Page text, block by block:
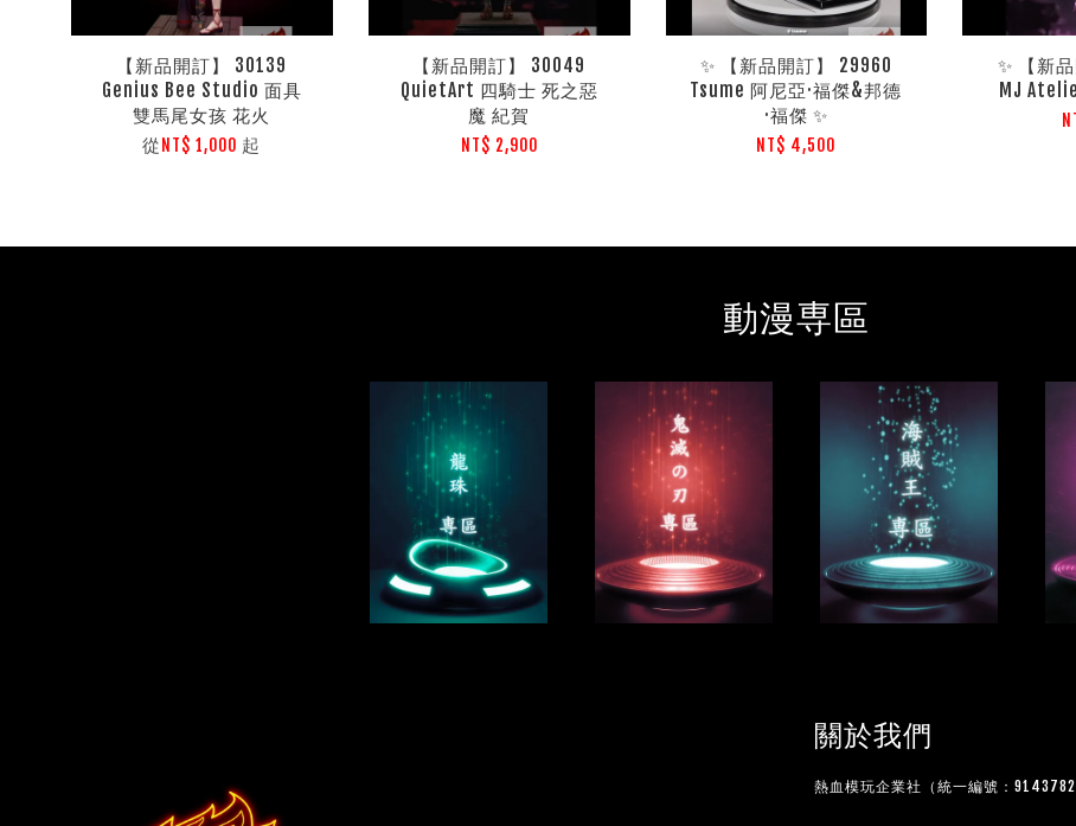
【新品開訂】 30139
Genius Bee Studio 面具
雙馬尾女孩 花火
從 NT$ 1,000 起
【新品開訂】 30049
QuietArt 四騎士 死之惡
魔 紀賀
NT$ 2,900
✨ 【新品開訂】 29960
Tsume 阿尼亞·福傑&邦德
·福傑 ✨
NT$ 4,500
✨ 【新
MJ
動漫専區
關於我們
熱血模玩企業社（統一編號：